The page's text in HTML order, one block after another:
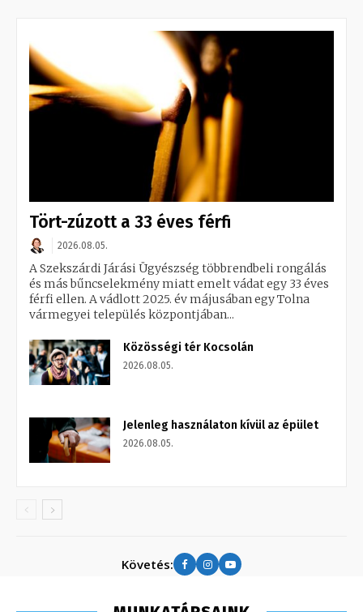
Tört-zúzott a 33 éves férfi
2026.08.05.
A Szekszárdi Járási Ügyészség többrendbeli rongálás
és más bűncselekmény miatt emelt vádat egy 33 éves
férfi ellen. A vádlott 2025. év májusában egy Tolna
vármegyei település központjában...
Közösségi tér Kocsolán
2026.08.05.
Jelenleg használaton kívül az épület
2026.08.05.
Követés: